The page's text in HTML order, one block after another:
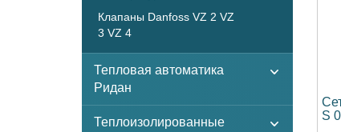
Клапаны Danfoss VZ 2 VZ
3 VZ 4
Тепловая автоматика
Ридан
Теплоизолированные
S